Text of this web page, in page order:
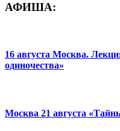
АФИША:
16 августа Москва.
одиночества»
Москва 21 августа